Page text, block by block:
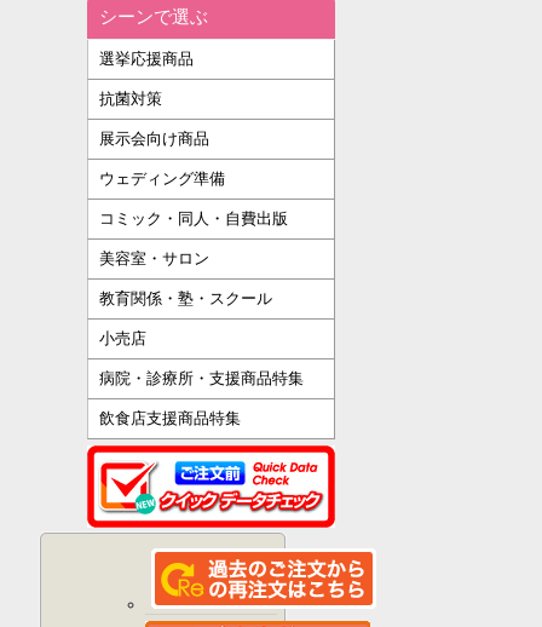
シーンで選ぶ
選挙応援商品
抗菌対策
展示会向け商品
ウェディング準備
コミック・同人・自費出版
美容室・サロン
教育関係・塾・スクール
小売店
病院・診療所・支援商品特集
飲食店支援商品特集